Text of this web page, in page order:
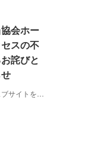
協会ホー
スの不
詫びと
平素は当協会ウェブサイトをご利用いただきまして、…